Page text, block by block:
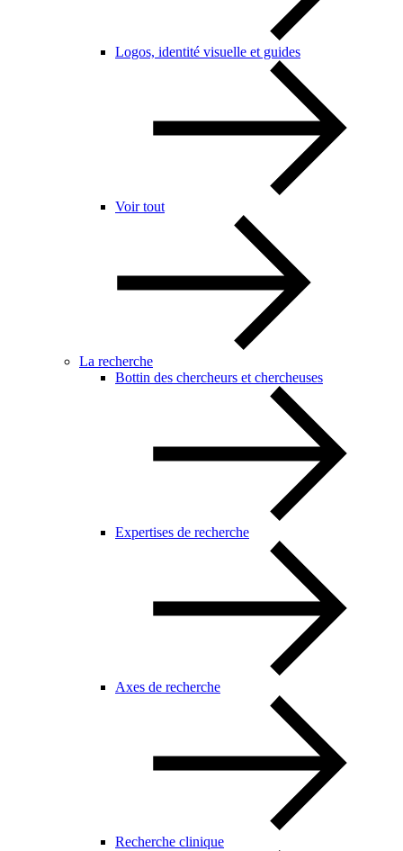
Logos, identité visuelle et guides
Voir tout
La recherche
Bottin des chercheurs et chercheuses
Expertises de recherche
Axes de recherche
Recherche clinique